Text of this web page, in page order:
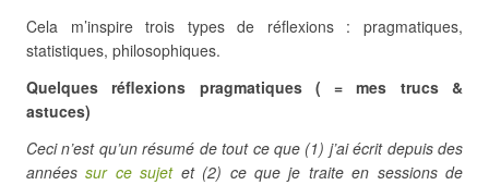
Cela m’inspire trois types de réflexions : pragmatiques,
statistiques, philosophiques.
Quelques réflexions pragmatiques ( = mes trucs &
astuces)
Ceci n’est qu’un résumé de tout ce que (1) j’ai écrit depuis des
annéessur ce sujetet (2) ce que je traite en sessions de